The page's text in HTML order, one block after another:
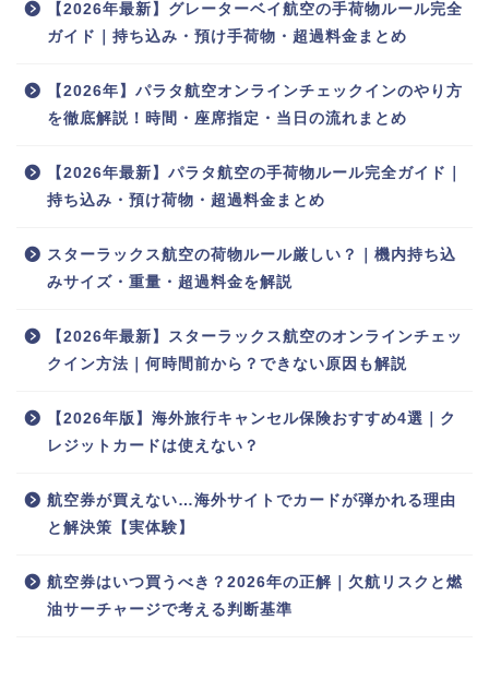
【2026年最新】グレーターベイ航空の手荷物ルール完全
ガイド｜持ち込み・預け手荷物・超過料金まとめ
【2026年】パラタ航空オンラインチェックインのやり方
を徹底解説！時間・座席指定・当日の流れまとめ
【2026年最新】パラタ航空の手荷物ルール完全ガイド｜
持ち込み・預け荷物・超過料金まとめ
スターラックス航空の荷物ルール厳しい？｜機内持ち込
みサイズ・重量・超過料金を解説
【2026年最新】スターラックス航空のオンラインチェッ
クイン方法｜何時間前から？できない原因も解説
【2026年版】海外旅行キャンセル保険おすすめ4選｜ク
レジットカードは使えない？
航空券が買えない…海外サイトでカードが弾かれる理由
と解決策【実体験】
航空券はいつ買うべき？2026年の正解｜欠航リスクと燃
油サーチャージで考える判断基準